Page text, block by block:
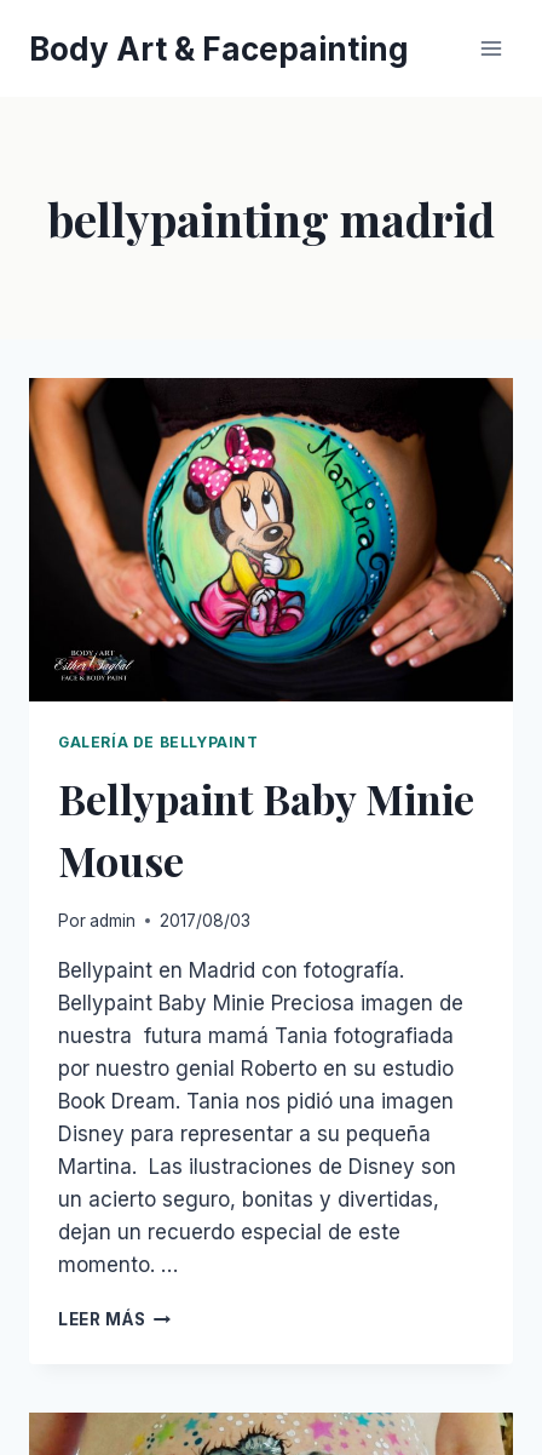
Body Art & Facepainting
bellypainting madrid
GALERÍA DE BELLYPAINT
Bellypaint Baby Minie
Mouse
Poradmin 2017/08/03
Bellypaint en Madrid con fotografía.
Bellypaint Baby Minie Preciosa imagen de
nuestra futura mamá Tania fotografiada
por nuestro genial Roberto en su estudio
Book Dream. Tania nos pidió una imagen
Disney para representar a su pequeña
Martina. Las ilustraciones de Disney son
un acierto seguro, bonitas y divertidas,
dejan un recuerdo especial de este
momento. …
LEER MÁS BELLYPAINT